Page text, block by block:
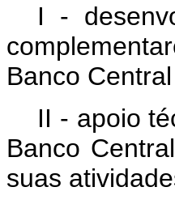
I -
Banco
II - apoio
Banco
suas